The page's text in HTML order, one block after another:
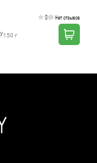
0 Нет отзывов
/150 г